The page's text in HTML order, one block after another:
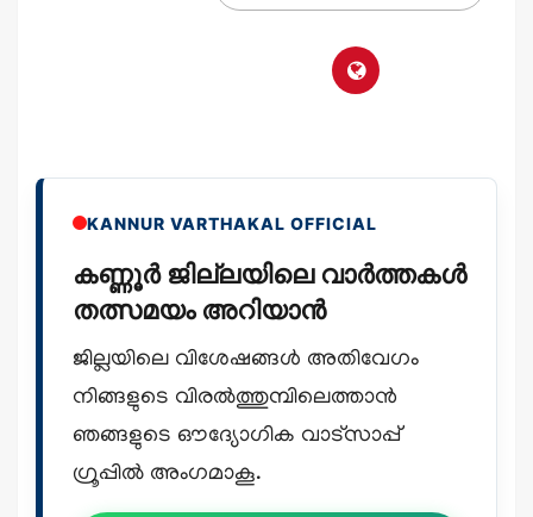
KANNUR VARTHAKAL OFFICIAL
കണ്ണൂർ ജില്ലയിലെ വാർത്തകൾ
തത്സമയം അറിയാൻ
ജില്ലയിലെ വിശേഷങ്ങൾ അതിവേഗം
നിങ്ങളുടെ വിരൽത്തുമ്പിലെത്താൻ
ഞങ്ങളുടെ ഔദ്യോഗിക വാട്സാപ്പ്
ഗ്രൂപ്പിൽ അംഗമാകൂ.